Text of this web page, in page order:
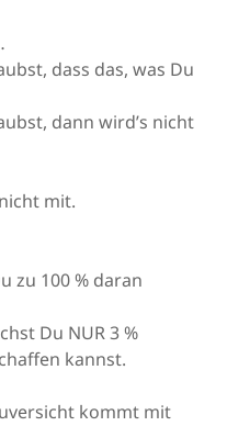
dass das, was Du
dann wird’s nicht
mit.
zu 100 % daran
Du NUR 3 %
kannst.
kommt mit